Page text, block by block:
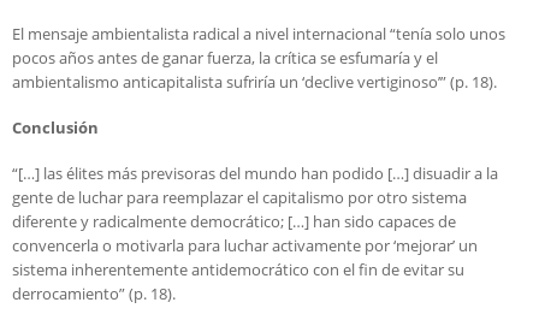
El mensaje ambientalista radical a nivel internacional “tenía solo unos
pocos años antes de ganar fuerza, la crítica se esfumaría y el
ambientalismo anticapitalista sufriría un ‘declive vertiginoso’” (p. 18).
Conclusión
“[…] las élites más previsoras del mundo han podido […] disuadir a la
gente de luchar para reemplazar el capitalismo por otro sistema
diferente y radicalmente democrático; […] han sido capaces de
convencerla o motivarla para luchar activamente por ‘mejorar’ un
sistema inherentemente antidemocrático con el fin de evitar su
derrocamiento” (p. 18).